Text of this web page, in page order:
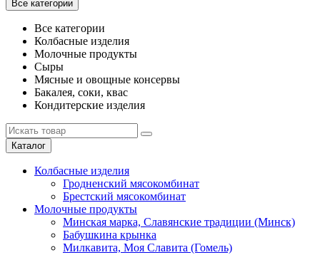
Все категории
Все категории
Колбасные изделия
Молочные продукты
Сыры
Мясные и овощные консервы
Бакалея, соки, квас
Кондитерские изделия
Каталог
Колбасные изделия
Гродненский мясокомбинат
Брестский мясокомбинат
Молочные продукты
Минская марка, Славянские традиции (Минск)
Бабушкина крынка
Милкавита, Моя Славита (Гомель)